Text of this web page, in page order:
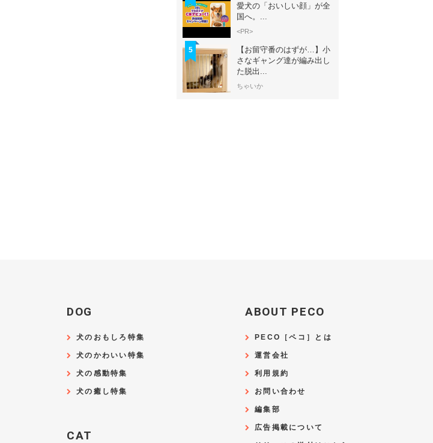
愛犬の「おいしい顔」が全
国へ。...
<PR>
5
【お留守番のはずが…】小
さなギャング達が編み出し
た脱出...
ちゃいか
DOG
犬のおもしろ特集
犬のかわいい特集
犬の感動特集
犬の癒し特集
CAT
ABOUT PECO
PECO［ペコ］とは
運営会社
利用規約
お問い合わせ
編集部
広告掲載について